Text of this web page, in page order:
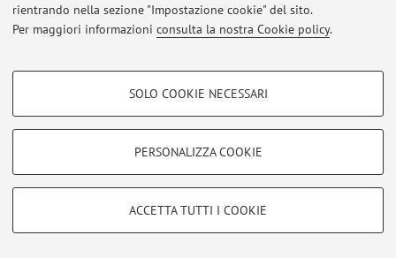
rientrando nella sezione "Impostazione cookie" del sito.
Per maggiori informazioni consulta la nostra Cookie policy.
COOKIE DI PROFILAZIONE - FACOLTATIVI
COOKIE TECNICI - NECESSARI
Si tratta di cookie tecnici utilizzati, a titolo esemplificativo, per il corretto
SOLO COOKIE NECESSARI
PERSONALIZZA COOKIE
ACCETTA TUTTI I COOKIE
Area riservata
per gestire tutti i contenuti del sito.
© 2026 - ALMA MATER STUDIORUM - Università di Bologna - Via
Zamboni, 33 - 40126 Bologna - Partita IVA: 01131710376
Privacy|Note legali|Impostazioni Cookie